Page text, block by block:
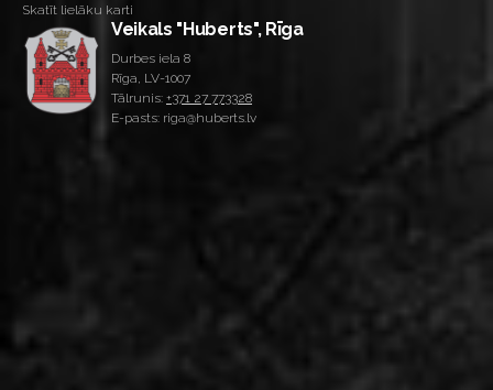
Skatīt lielāku karti
Veikals "Huberts", Rīga
Durbes iela 8
Rīga, LV-1007
Tālrunis: +371 27 773328
E-pasts: riga@huberts.lv